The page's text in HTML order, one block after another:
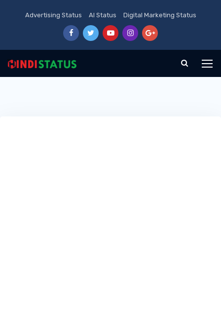
Advertising Status AI Status Digital Marketing Status